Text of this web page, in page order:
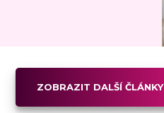
ZOBRAZIT DALŠÍ ČLÁNKY